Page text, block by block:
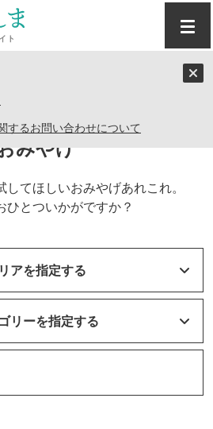
するお問い合わせについて
みやげ
てほしいおみやげあれこれ。
ひとついかがですか？
アを指定する
リーを指定する